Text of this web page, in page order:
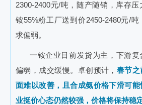
2300-2400元/吨，随产随销，库存
铵55%粉工厂送到价2450-2480元/
求偏弱。
一铵企业目前发货为主，下游
偏弱，成交缓慢。卓创预计， 春节之
面难以改善，且合成氨价格下滑可
业挺价心态仍然较强，价格将保持稳定